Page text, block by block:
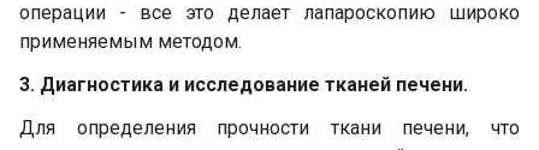
операции - все это делает лапароскопию широко
применяемым методом.
3. Диагностика и исследование тканей печени.
Для определения прочности ткани печени, что